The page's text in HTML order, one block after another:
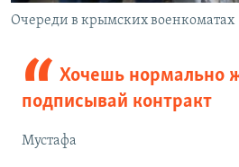
Очереди в крымских военкоматах
Хочешь нормально
подписывай контракт
Мустафа